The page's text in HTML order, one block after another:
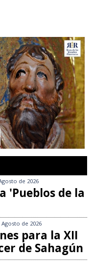
de 2026
'Pueblos de la
de 2026
para la XII
de Sahagún